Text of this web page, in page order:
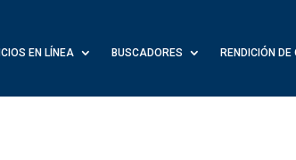
EN LÍNEA BUSCADORES RENDICIÓN DE